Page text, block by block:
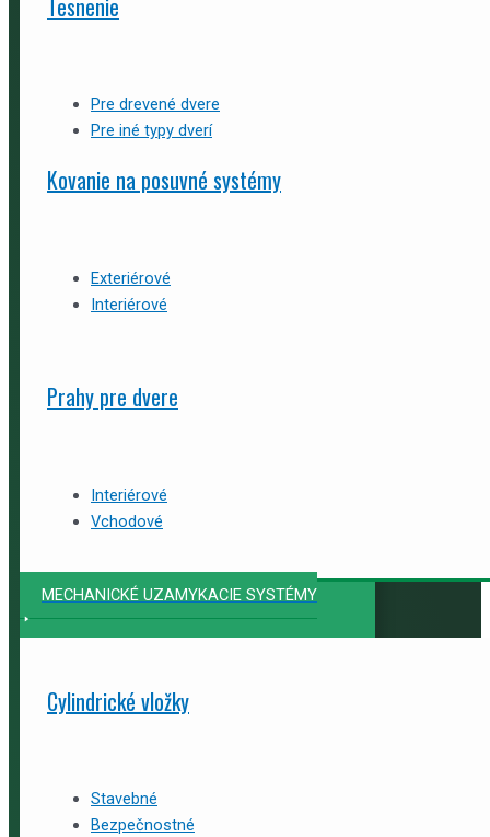
Pre drevené dvere
Pre iné typy dverí
Kovanie na posuvné systémy
Exteriérové
Interiérové
Prahy pre dvere
Interiérové
Vchodové
MECHANICKÉ UZAMYKACIE SYSTÉMY
Cylindrické vložky
Stavebné
Bezpečnostné